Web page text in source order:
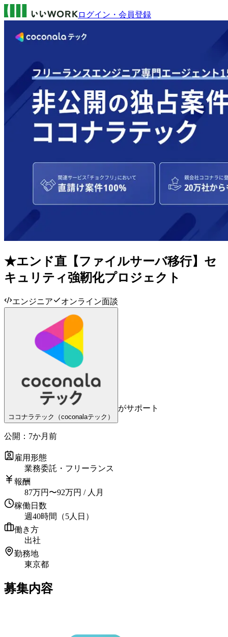
ログイン・会員登録
★エンド直【ファイルサーバ移行】セ
キュリティ強靭化プロジェクト
エンジニア オンライン面談
ココナラテック（coconalaテック）
がサポート
公開： 7か月前
雇用形態
業務委託・フリーランス
報酬
87万円 〜92万円 / 人月
稼働日数
週40時間（5人日）
働き方
出社
勤務地
東京都
募集内容